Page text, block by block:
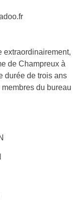
extraordinairement,
de Champreux à
durée de trois ans
du bureau